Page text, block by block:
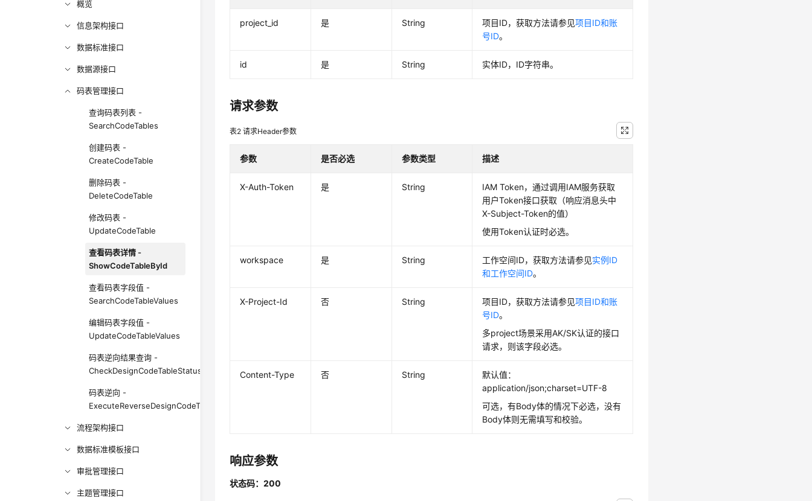
概览
信息架构接口
数据标准接口
数据源接口
码表管理接口
查询码表列表 -
SearchCodeTables
创建码表 -
CreateCodeTable
删除码表 -
DeleteCodeTable
修改码表 -
UpdateCodeTable
查看码表详情 -
ShowCodeTableById
查看码表字段值 -
SearchCodeTableValues
编辑码表字段值 -
UpdateCodeTableValues
码表逆向结果查询 -
CheckDesignCodeTableStatus
码表逆向 -
ExecuteReverseDesignCodeTable
流程架构接口
数据标准模板接口
审批管理接口
主题管理接口
project_id 是 String 项目ID，获取方法请参见项目ID和账
号ID。
id 是 String 实体ID，ID字符串。
请求参数
表2请求Header参数
参数 是否必选 参数类型 描述
X-Auth-Token 是 String
IAM Token，通过调用IAM服务获取
用户Token接口获取（响应消息头中
X-Subject-Token的值）
使用Token认证时必选。
workspace 是 String 工作空间ID，获取方法请参见实例ID
和工作空间ID。
X-Project-Id 否 String 项目ID，获取方法请参见项目ID和账
号ID。
多project场景采用AK/SK认证的接口
请求，则该字段必选。
Content-Type 否 String
默认值：
application/json;charset=UTF-8
可选，有Body体的情况下必选，没有
Body体则无需填写和校验。
响应参数
状态码：200